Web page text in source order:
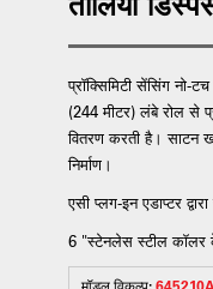
प्रॉक्सिमिटी सेंसिंग नो-
(244 मीटर) लंबे रोल से
वितरण करती है।
निर्माण।
एसी प्लग-इन एडाप्टर
6 "स्टेनलेस स्टील कॉलर
मॉडल विकल्प: